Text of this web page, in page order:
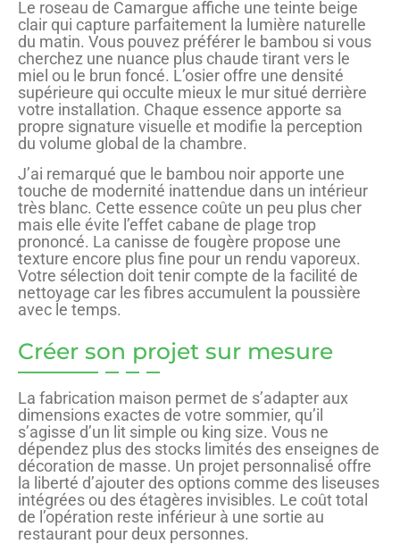
Le roseau de Camargue affiche une teinte beige
clair qui capture parfaitement la lumière naturelle
du matin. Vous pouvez préférer le bambou si vous
cherchez une nuance plus chaude tirant vers le
miel ou le brun foncé. L’osier offre une densité
supérieure qui occulte mieux le mur situé derrière
votre installation. Chaque essence apporte sa
propre signature visuelle et modifie la perception
du volume global de la chambre.
J’ai remarqué que le bambou noir apporte une
touche de modernité inattendue dans un intérieur
très blanc. Cette essence coûte un peu plus cher
mais elle évite l’effet cabane de plage trop
prononcé. La canisse de fougère propose une
texture encore plus fine pour un rendu vaporeux.
Votre sélection doit tenir compte de la facilité de
nettoyage car les fibres accumulent la poussière
avec le temps.
Créer son projet sur mesure
La fabrication maison permet de s’adapter aux
dimensions exactes de votre sommier, qu’il
s’agisse d’un lit simple ou king size. Vous ne
dépendez plus des stocks limités des enseignes de
décoration de masse. Un projet personnalisé offre
la liberté d’ajouter des options comme des liseuses
intégrées ou des étagères invisibles. Le coût total
de l’opération reste inférieur à une sortie au
restaurant pour deux personnes.